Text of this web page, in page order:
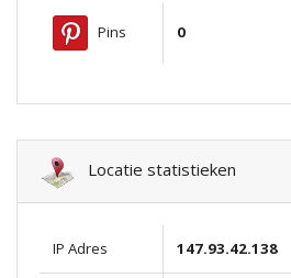
Pins 0
Locatie statistieken
IP Adres 147.93.42.138